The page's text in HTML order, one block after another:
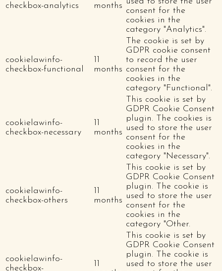
checkbox-analytics
months
consent for the
cookies in the
category "Analytics".
cookielawinfo-
checkbox-functional
11
months
The cookie is set by
GDPR cookie consent
to record the user
consent for the
cookies in the
category "Functional".
cookielawinfo-
checkbox-necessary
11
months
This cookie is set by
GDPR Cookie Consent
plugin. The cookies is
used to store the user
consent for the
cookies in the
category "Necessary".
cookielawinfo-
checkbox-others
11
months
This cookie is set by
GDPR Cookie Consent
plugin. The cookie is
used to store the user
consent for the
cookies in the
category "Other.
cookielawinfo-
checkbox-
11
This cookie is set by
GDPR Cookie Consent
plugin. The cookie is
used to store the user